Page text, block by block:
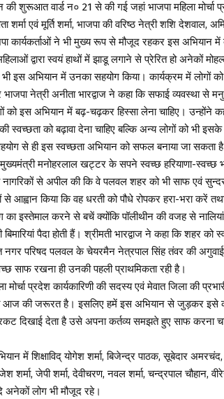
की शुरूआत वार्ड न० 21 से की गई जहां भाजपा महिला मोर्चा
शर्मा एवं मूर्ति शर्मा, भाजपा की वरिष्ठ नेत्री शशि देशवाल,
कार्यकर्ताओं ने भी मुख्य रूप से मौजूद रहकर इस अभियान
द्वारा स्वयं हाथों में झाडू लगाने से प्रेरित हो अनेकों
भी इस अभियान में उनका सहयोग किया। कार्यक्रम में लोगों
नेत्री अनीता भारद्वाज ने कहा कि सफाई व्यवस्था से
को इस अभियान में बढ़-चढ़कर हिस्सा लेना चाहिए। उन्होंने
स्वच्छता को बढ़ावा देना चाहिए बल्कि अन्य लोगों को भी
से ही इस स्वच्छता अभियान को सफल बनाया जा सकता
मुख्यमंत्री मनोहरलाल खट्टर के सपने स्वच्छ हरियाणा-स्वच्छ
नागरिकों से अपील की कि वे पलवल शहर को भी साफ एवं
से आह्वान किया कि वह धरती को पौधे रोपकर हरा-भरा
का इस्तेमाल करने से बचें क्योंकि पॉलीथीन की वजह से
पैदा होती हैं। श्रीमती भारद्वाज ने कहा कि शहर
परिषद पलवल के चेयरमैन नेत्रपाल सिंह तंवर की अगुवाई
साफ रखना ही उनकी पहली प्राथमिकता रही है।
मोर्चा प्रदेश कार्यकारिणी की सदस्य एवं मेवात जिला की
आज की जरूरत है। इसलिए हमें इस अभियान से जुड़कर इसे
दिखाई देता है उसे अपना कर्तव्य समझते हुए साफ करना
में शिक्षाविद् योगेश शर्मा, बिजेन्द्र पाठक, सूबेदार
शर्मा, जेपी शर्मा, देवीचरण, नवल शर्मा, चन्द्रपाल चौहान,
अनेकों लोग भी मौजूद रहे।